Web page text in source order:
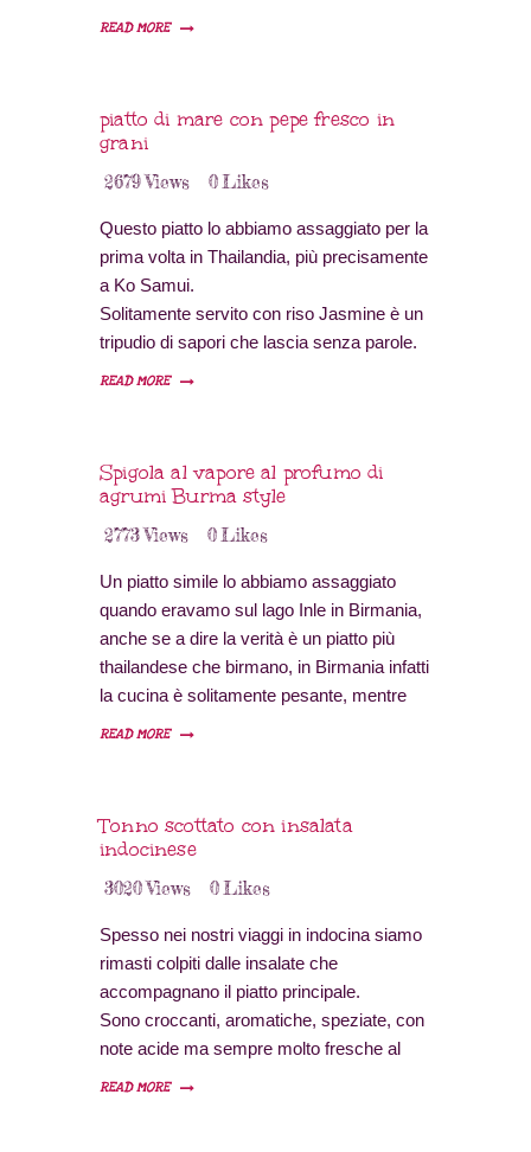
cottura: 25 minuti Difficoltà: bassa
READ MORE
piatto di mare con pepe fresco in
grani
2679Views 0Likes
Questo piatto lo abbiamo assaggiato per la
prima volta in Thailandia, più precisamente
a Ko Samui.
Solitamente servito con riso Jasmine è un
tripudio di sapori che lascia senza parole.
E’ un piatto facile da realizzare anche se
READ MORE
Spigola al vapore al profumo di
agrumi Burma style
2773Views 0Likes
Un piatto simile lo abbiamo assaggiato
quando eravamo sul lago Inle in Birmania,
anche se a dire la verità è un piatto più
thailandese che birmano, in Birmania infatti
la cucina è solitamente pesante, mentre
questo piatto è leggero e veloce da
READ MORE
Tonno scottato con insalata
indocinese
3020Views 0Likes
Spesso nei nostri viaggi in indocina siamo
rimasti colpiti dalle insalate che
accompagnano il piatto principale.
Sono croccanti, aromatiche, speziate, con
note acide ma sempre molto fresche al
palato.
READ MORE